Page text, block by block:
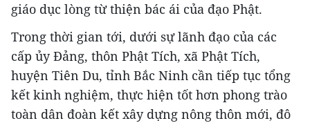
giáo dục lòng từ thiện bác ái của đạo Phật.
Trong thời gian tới, dưới sự lãnh đạo của các
cấp ủy Đảng, thôn Phật Tích, xã Phật Tích,
huyện Tiên Du, tỉnh Bắc Ninh cần tiếp tục tổng
kết kinh nghiệm, thực hiện tốt hơn phong trào
toàn dân đoàn kết xây dựng nông thôn mới, đô